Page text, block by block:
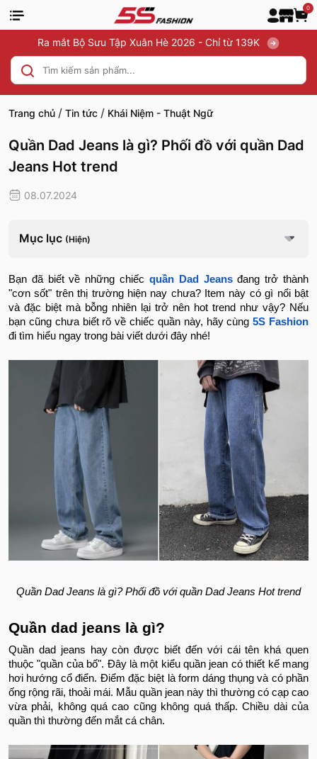
0
Ra mắt Bộ Sưu Tập Xuân Hè 2026 - Chỉ từ 139K
Trang chủ / Tin tức / Khái Niệm - Thuật Ngữ
Quần Dad Jeans là gì? Phối đồ với quần Dad
Jeans Hot trend
08.07.2024
Mục lục (Hiện)
Bạn đã biết về những chiếc quần Dad Jeansđang trở thành
"cơn sốt" trên thị trường hiện nay chưa? Item này có gì nổi bật
và đặc biệt mà bỗng nhiên lại trở nên hot trend như vậy? Nếu
bạn cũng chưa biết rõ về chiếc quần này, hãy cùng5S Fashion
đi tìm hiểu ngay trong bài viết dưới đây nhé!
Quần Dad Jeans là gì? Phối đồ với quần Dad Jeans Hot trend
Quần dad jeans là gì?
Quần dad jeans hay còn được biết đến với cái tên khá quen
thuộc "quần của bố". Đây là một kiểu quần jean có thiết kế mang
hơi hướng cổ điển. Điểm đặc biệt là form dáng thụng và có phần
ống rộng rãi, thoải mái. Mẫu quần jean này thì thường có cạp cao
vừa phải, không quá cao cũng không quá thấp. Chiều dài của
quần thì thường đến mắt cá chân.